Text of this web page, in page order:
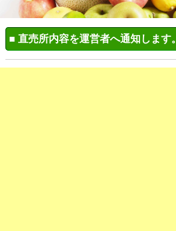
■ 直売所内容を運営者へ通知します。